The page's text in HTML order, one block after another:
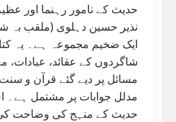
حدیث کے نامور رہنما اور
نذیر حسین دہلوی (ملقب بہ
ایک ضخیم مجموعہ ہے۔ یہ
شاگردوں کے عقائد، عبادات،
مسائل پر دیے گئے قرآن و
مدلل جوابات پر مشتمل ہے۔
حدیث کے منہج کی وضاحت